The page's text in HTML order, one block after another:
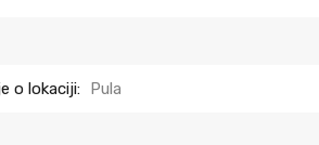
o lokaciji: Pula